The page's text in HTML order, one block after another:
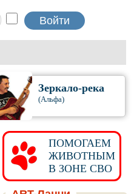
Зеркало-река
(Альфа)
ПОМОГАЕМ
ЖИВОТНЫМ
В ЗОНЕ СВО